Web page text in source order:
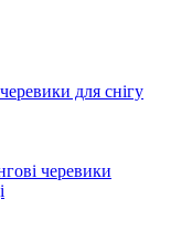
для снігу
черевики